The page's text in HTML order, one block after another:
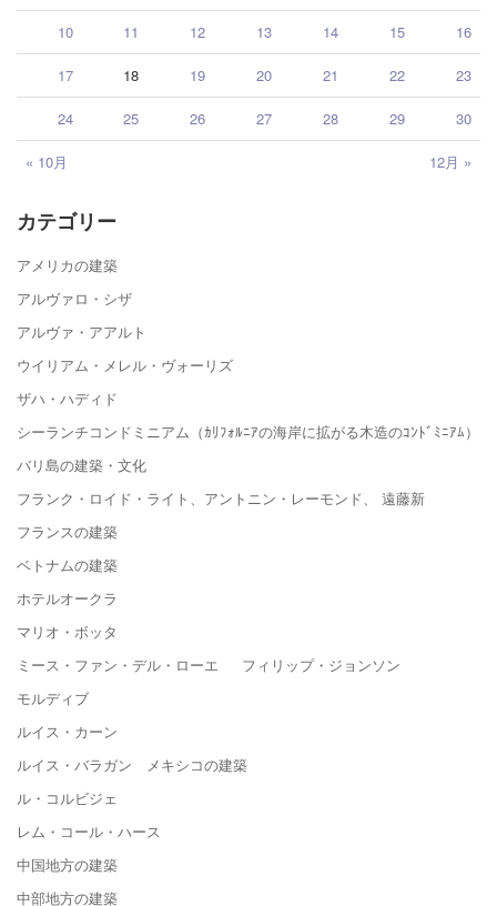
« 10月 12月 »
10 11 12 13 14 15 16
17 18 19 20 21 22 23
24 25 26 27 28 29 30
カテゴリー
アメリカの建築
アルヴァロ・シザ
アルヴァ・アアルト
ウイリアム・メレル・ヴォーリズ
ザハ・ハディド
シーランチコンドミニアム（ｶﾘﾌｫﾙﾆｱの海岸に拡がる木造のｺﾝﾄﾞﾐﾆｱﾑ）
バリ島の建築・文化
フランク・ロイド・ライト、アントニン・レーモンド、 遠藤新
フランスの建築
ベトナムの建築
ホテルオークラ
マリオ・ボッタ
ミース・ファン・デル・ローエ フィリップ・ジョンソン
モルディブ
ルイス・カーン
ルイス・バラガン メキシコの建築
ル・コルビジェ
レム・コール・ハース
中国地方の建築
中部地方の建築